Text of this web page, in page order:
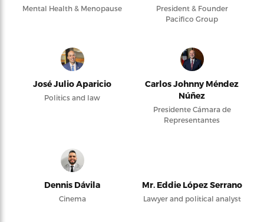
Mental Health & Menopause
President & Founder
Pacifico Group
José Julio Aparicio
Politics and law
Carlos Johnny Méndez
Núñez
Presidente Cámara de
Representantes
Dennis Dávila
Cinema
Mr. Eddie López Serrano
Lawyer and political analyst